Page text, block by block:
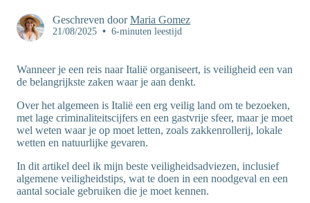
Geschreven doorMaria Gomez
21/08/2025 • 6-minuten leestijd
Wanneer je een reis naar Italië organiseert, is veiligheid een van
de belangrijkste zaken waar je aan denkt.
Over het algemeen is Italië een erg veilig land om te bezoeken,
met lage criminaliteitscijfers en een gastvrije sfeer, maar je moet
wel weten waar je op moet letten, zoals zakkenrollerij, lokale
wetten en natuurlijke gevaren.
In dit artikel deel ik mijn beste veiligheidsadviezen, inclusief
algemene veiligheidstips, wat te doen in een noodgeval en een
aantal sociale gebruiken die je moet kennen.